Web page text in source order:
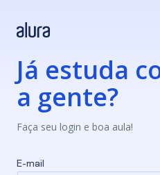
Já estuda
a gente?
Faça seu login e boa aula!
E-mail